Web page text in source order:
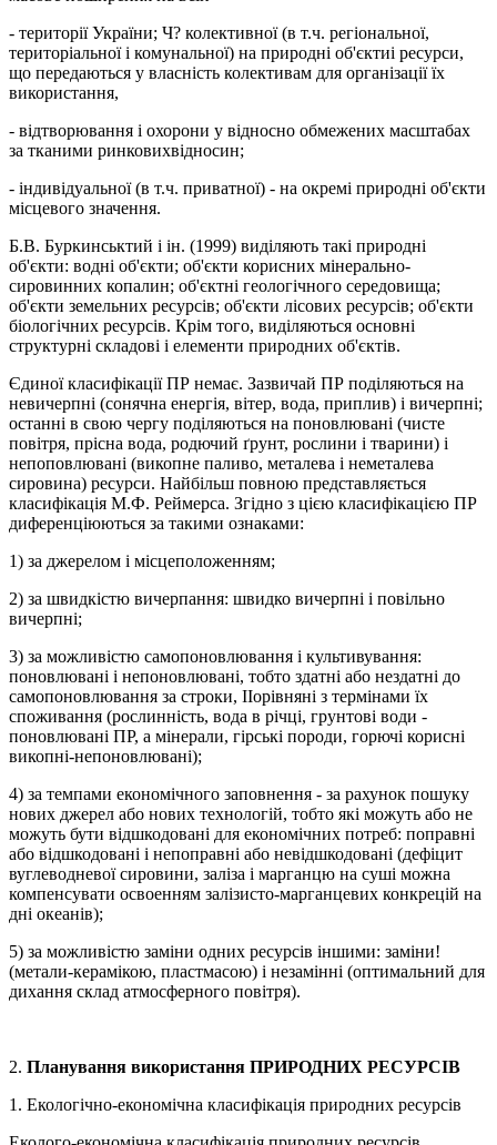
- території України; Ч? колективної (в т.ч. регіональної,
територіальної і комунальної) на природні об'єктиі ресурси,
що передаються у власність колективам для організації їх
використання,
- відтворювання і охорони у відносно обмежених масштабах
за тканими ринковихвідносин;
- індивідуальної (в т.ч. приватної) - на окремі природні об'єкти
місцевого значення.
Б.В. Буркинськтий і ін. (1999) виділяють такі природні
об'єкти: водні об'єкти; об'єкти корисних мінерально-
сировинних копалин; об'єктні геологічного середовища;
об'єкти земельних ресурсів; об'єкти лісових ресурсів; об'єкти
біологічних ресурсів. Крім того, виділяються основні
структурні складові і елементи природних об'єктів.
Єдиної класифікації ПР немає. Зазвичай ПР поділяються на
невичерпні (сонячна енергія, вітер, вода, приплив) і вичерпні;
останні в свою чергу поділяються на поновлювані (чисте
повітря, прісна вода, родючий ґрунт, рослини і тварини) і
непоповлювані (викопне паливо, металева і неметалева
сировина) ресурси. Найбільш повною представляється
класифікація М.Ф. Реймерса. Згідно з цією класифікацією ПР
диференціюються за такими ознаками:
1) за джерелом і місцеположенням;
2) за швидкістю вичерпання: швидко вичерпні і повільно
вичерпні;
3) за можливістю самопоновлювання і культивування:
поновлювані і непоновлювані, тобто здатні або нездатні до
самопоновлювання за строки, ІІорівняні з термінами їх
споживання (рослинність, вода в річці, грунтові води -
поновлювані ПР, а мінерали, гірські породи, горючі корисні
викопні-непоновлювані);
4) за темпами економічного заповнення - за рахунок пошуку
нових джерел або нових технологій, тобто які можуть або не
можуть бути відшкодовані для економічних потреб: поправні
або відшкодовані і непоправні або невідшкодовані (дефіцит
вуглеводневої сировини, заліза і марганцю на суші можна
компенсувати освоенням залізисто-марганцевих конкрецій на
дні океанів);
5) за можливістю заміни одних ресурсів іншими: заміни!
(метали-керамікою, пластмасою) і незамінні (оптимальний для
дихання склад атмосферного повітря).
2. Планування використання ПРИРОДНИХ РЕСУРСІВ
1. Екологічно-економічна класифікація природних ресурсів